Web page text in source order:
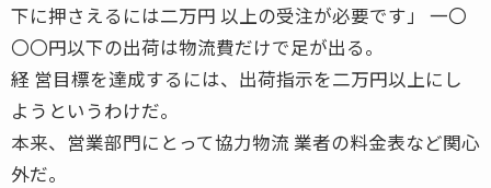
下に押さえるには二万円 以上の受注が必要です」 一〇
〇〇円以下の出荷は物流費だけで足が出る。
経 営目標を達成するには、出荷指示を二万円以上にし
ようというわけだ。
本来、営業部門にとって協力物流 業者の料金表など関心
外だ。